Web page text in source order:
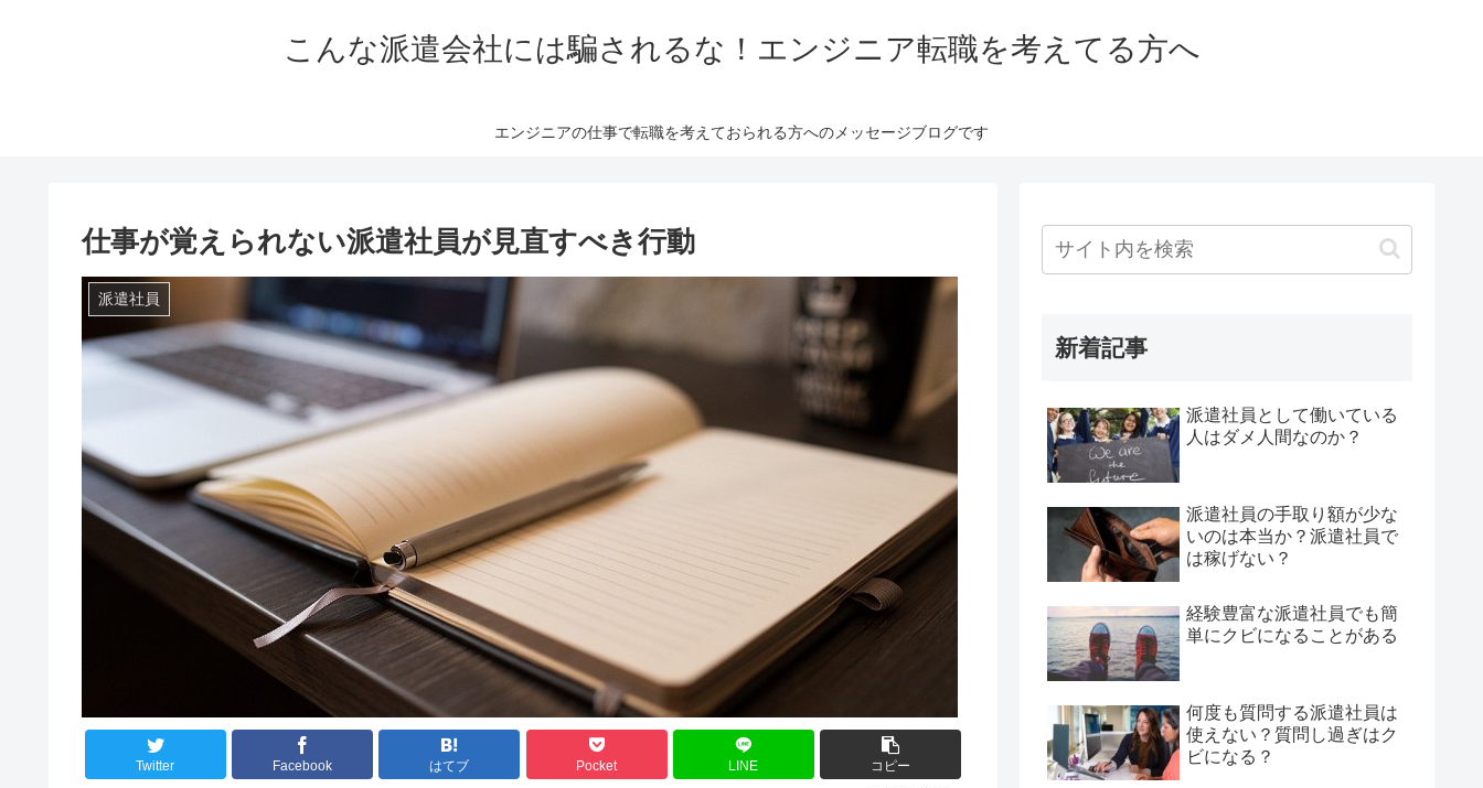
こんな派遣会社には騙されるな！エンジニア転職を考えてる方へ
エンジニアの仕事で転職を考えておられる方へのメッセージブログです
仕事が覚えられない派遣社員が見直すべき行動
派遣社員
Twitter Facebook はてブ Pocket LINE コピー
新着記事
派遣社員として働いている
人はダメ人間なのか？
派遣社員の手取り額が少な
いのは本当か？派遣社員で
は稼げない？
経験豊富な派遣社員でも簡
単にクビになることがある
何度も質問する派遣社員は
使えない？質問し過ぎはク
ビになる？